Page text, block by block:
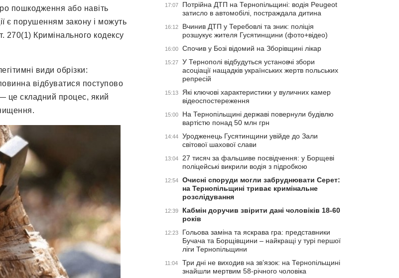
пошкодження або навіть
є порушенням закону і можуть
270(1) Кримінального кодексу
види обрізки:
відбуватися поступово
це складний процес, який
17:07
Потрійна ДТП на Тернопільщині: водія Peugeot
затисло в автомобілі, постраждала дитина
16:12
Вчинив ДТП у Теребовлі та зник: поліція
розшукує жителя Гусятинщини (фото+відео)
16:00 Спочив у Бозі відомий на Зборівщині лікар
15:27
У Тернополі відбудуться установчі збори
асоціації нащадків українських жертв польських
репресій
15:13
Які ключові характеристики у вуличних камер
відеоспостереження
15:00
На Тернопільщині державі повернули будівлю
вартістю понад 50 млн грн
14:44
Уродженець Гусятинщини увійде до Зали
світової шахової слави
13:04
27 тисяч за фальшиве посвідчення: у Борщеві
поліцейські викрили водія з підробкою
12:54
Очисні споруди могли забруднювати Серет:
на Тернопільщині триває кримінальне
розслідування
12:39
Кабмін доручив звірити дані чоловіків 18-60
років
12:23
Гольова заміна та яскрава гра: представники
Бучача та Борщівщини – найкращі у турі першої
ліги Тернопільщини
11:04
Три дні не виходив на зв’язок: на Тернопільщині
знайшли мертвим 58-річного чоловіка